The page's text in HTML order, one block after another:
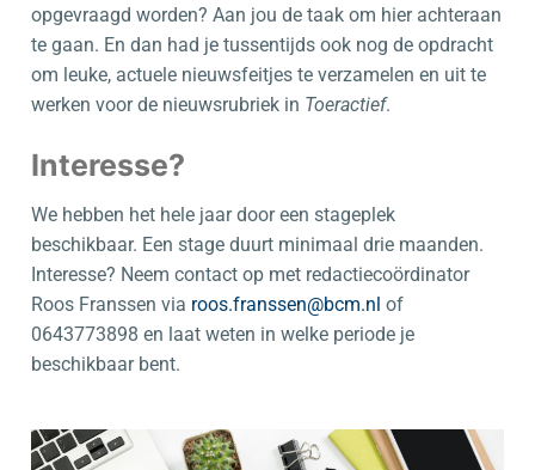
opgevraagd worden? Aan jou de taak om hier achteraan
te gaan. En dan had je tussentijds ook nog de opdracht
om leuke, actuele nieuwsfeitjes te verzamelen en uit te
werken voor de nieuwsrubriek in Toeractief.
Interesse?
We hebben het hele jaar door een stageplek
beschikbaar. Een stage duurt minimaal drie maanden.
Interesse? Neem contact op met redactiecoördinator
Roos Franssen via roos.franssen@bcm.nl of
0643773898 en laat weten in welke periode je
beschikbaar bent.